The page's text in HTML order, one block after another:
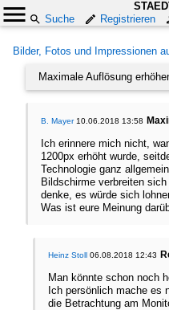
Suche
Registrieren
Bilder, Fotos und Impressionen
Maximale Auflösung
B. Mayer10.06.2018 13:58
Ich erinnere mich nicht,
1200px erhöht wurde,
Technologie ganz
Bildschirme verbreiten
denke, es würde sich
Was ist eure Meinung
Heinz Stoll06.08.2018 12:43
Man könnte schon noch
Ich persönlich mache es
die Betrachtung am